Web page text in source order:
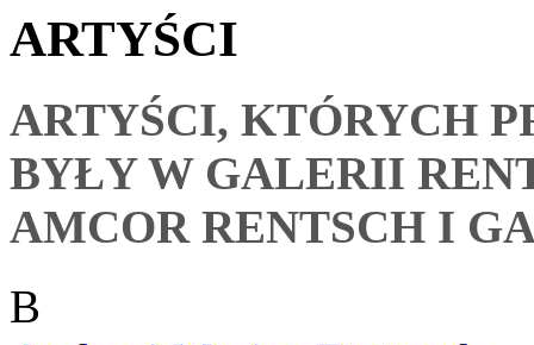
ARTYŚCI
ARTYŚCI, KTÓRYCH
BYŁY W GALERII
AMCOR RENTSCH I
B